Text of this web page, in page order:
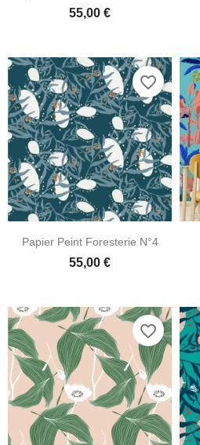
55,00 €
Papier Peint Foresterie N°4
55,00 €
favorite_border
favorite_border